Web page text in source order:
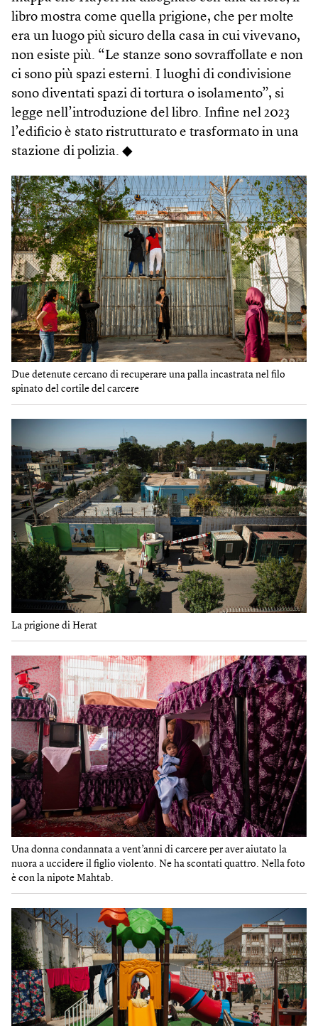
libro mostra come quella prigione, che per molte
era un luogo più sicuro della casa in cui vivevano,
non esiste più. “Le stanze sono sovraffollate e non
ci sono più spazi esterni. I luoghi di condivisione
sono diventati spazi di tortura o isolamento”, si
legge nell’introduzione del libro. Infine nel 2023
l’edificio è stato ristrutturato e trasformato in una
stazione di polizia. ◆
Due detenute cercano di recuperare una palla incastrata nel filo
spinato del cortile del carcere
La prigione di Herat
Una donna condannata a vent’anni di carcere per aver aiutato la
nuora a uccidere il figlio violento. Ne ha scontati quattro. Nella foto
è con la nipote Mahtab.